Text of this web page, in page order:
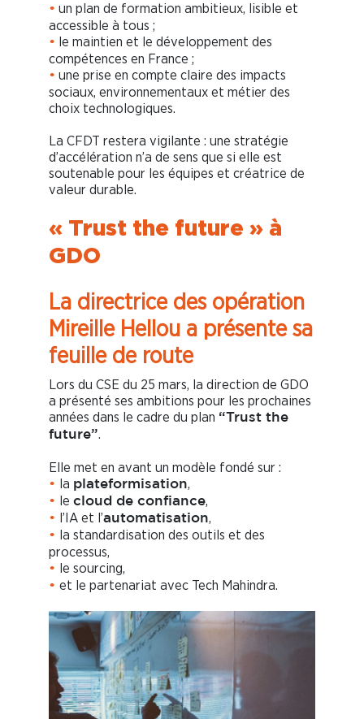
• un plan de formation ambitieux, lisible et
accessible à tous ;
• le maintien et le développement des
compétences en France ;
• une prise en compte claire des impacts
sociaux, environnementaux et métier des
choix technologiques.
La CFDT restera vigilante : une stratégie
d’accélération n’a de sens que si elle est
soutenable pour les équipes et créatrice de
valeur durable.
« Trust the future » à
GDO
La directrice des opération
Mireille Hellou a présente sa
feuille de route
Lors du CSE du 25 mars, la direction de GDO
a présenté ses ambitions pour les prochaines
années dans le cadre du plan “Trust the
future”.
Elle met en avant un modèle fondé sur :
• la plateformisation,
• le cloud de confiance,
• l’IA et l’automatisation,
•
la standardisation des outils et des
processus,
• le sourcing,
• et le partenariat avec Tech Mahindra.